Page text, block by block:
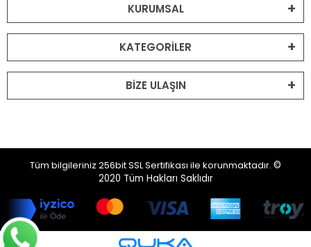
KURUMSAL
KATEGORİLER
BİZE ULAŞIN
Tüm bilgileriniz 256bit SSL Sertifikası ile korunmaktadır. ©
2020 Tüm Hakları Saklıdır